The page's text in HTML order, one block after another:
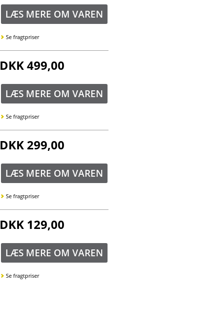
LÆS MERE OM VAREN
Se fragtpriser
DKK 499,00
LÆS MERE OM VAREN
Se fragtpriser
DKK 299,00
LÆS MERE OM VAREN
Se fragtpriser
DKK 129,00
LÆS MERE OM VAREN
Se fragtpriser